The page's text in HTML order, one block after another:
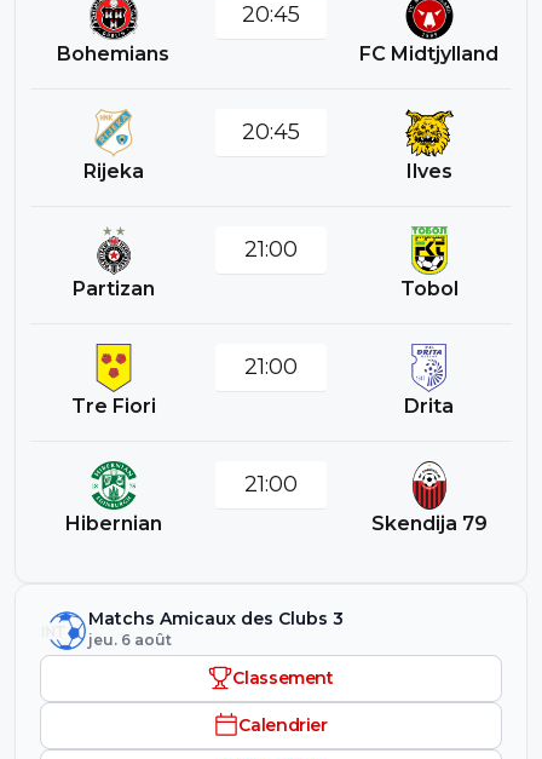
Bohemians
20:45
FC Midtjylland
Rijeka
20:45
Ilves
Partizan
21:00
Tobol
Tre Fiori
21:00
Drita
Hibernian
21:00
Skendija 79
Matchs Amicaux des Clubs 3
jeu. 6 août
Classement
Calendrier